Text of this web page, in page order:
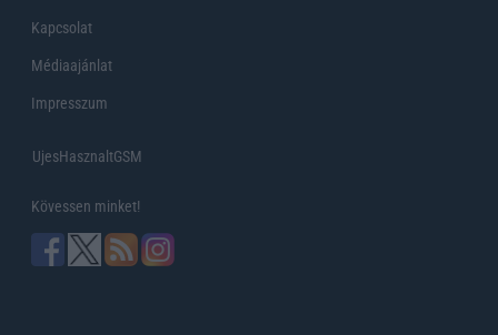
Kapcsolat
Médiaajánlat
Impresszum
UjesHasznaltGSM
Kövessen minket!